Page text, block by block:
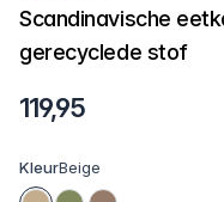
Scandinavische
gerecyclede stof
119,95
KleurBeige